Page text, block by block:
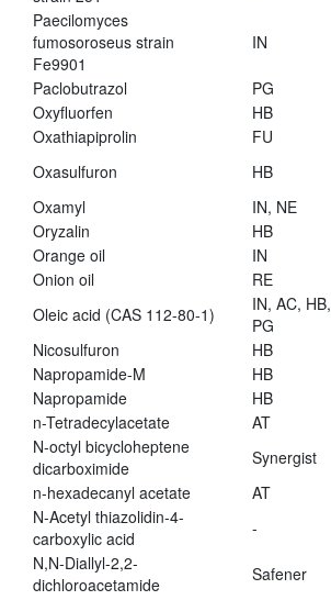
Paecilomyces
fumosoroseus strain
Fe9901
IN
Paclobutrazol PG
Oxyfluorfen
HB
Oxathiapiprolin
FU
Oxasulfuron
HB
Oxamyl
IN, NE
Oryzalin
HB
Orange oil
IN
Onion oil
RE
Oleic acid (CAS 112-80-1)
IN, AC, HB,
PG
Nicosulfuron
HB
Napropamide-M
HB
Napropamide
HB
n-Tetradecylacetate
AT
N-octyl bicycloheptene
dicarboximide
Synergist
n-hexadecanyl acetate
AT
N-Acetyl thiazolidin-4-
carboxylic acid
-
N,N-Diallyl-2,2-
dichloroacetamide
Safener